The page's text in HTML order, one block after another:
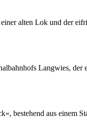
alten Lok und der
Langwies,
bestehend aus einem